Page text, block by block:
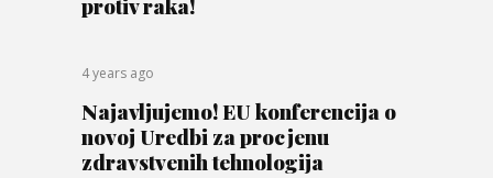
protiv raka!
4 years ago
Najavljujemo! EU konferencija o
novoj Uredbi za procjenu
zdravstvenih tehnologija